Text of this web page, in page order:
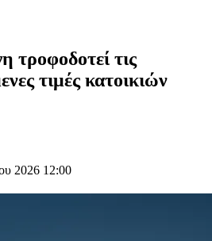
τροφοδοτεί τις
τιμές κατοικιών
2026 12:00